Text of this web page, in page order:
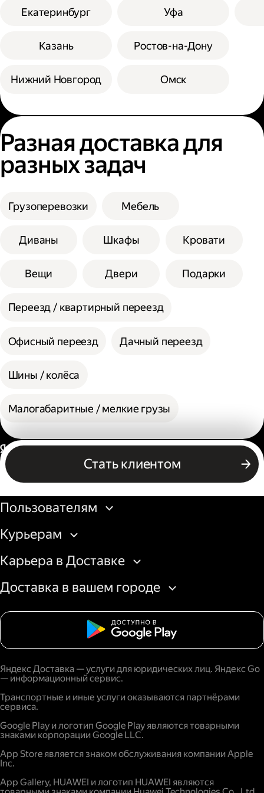
Екатеринбург
Казань
Нижний Новгород
Уфа
Ростов-на-Дону
Омск
Разная доставка для
разных задач
Грузоперевозки Мебель
Диваны Шкафы Кровати
Вещи Двери Подарки
Переезд / квартирный переезд
Офисный переезд Дачный переезд
Шины / колёса
Малогабаритные / мелкие грузы
Стать клиентом
Россия
Бизнесу
Пользователям
Курьерам
Карьера в Доставке
Доставка в вашем городе
Яндекс Доставка — услуги для юридических лиц. Яндекс Go
— информационный сервис.
Транспортные и иные услуги оказываются партнёрами
сервиса.
Google Play и логотип Google Play являются товарными
знаками корпорации Google LLC.
App Store является знаком обслуживания компании Apple
Inc.
App Gallery, HUAWEI и логотип HUAWEI являются